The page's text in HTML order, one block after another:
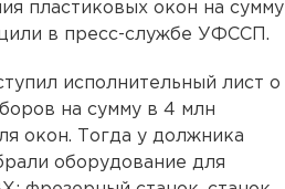
пластиковых окон на сумму
в пресс-службе УФССП.
исполнительный лист о
на сумму в 4 млн
окон. Тогда у должника
оборудование для